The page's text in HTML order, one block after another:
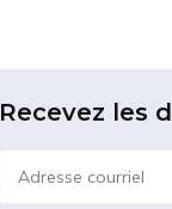
Recevez les